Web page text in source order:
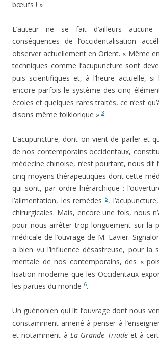
bœufs ! »
L’auteur ne se fait d’ailleurs
conséquences de l’occidentalisation
observer actuellement en Orient. « Même
techniques comme l’acupuncture sont
puis scientifiques et, à l’heure actuelle, si
encore parfois le système des cinq
écoles et quelques rares traités, ce n’est
disons même folklorique » 3.
L’acupuncture, dont on vient de parler et
de nos contemporains occidentaux,
médecine chinoise, n’est pourtant, nous dit
cinq moyens thérapeu­tiques dont cette
qui sont, par ordre hiérarchique :
l’alimentation, les remèdes 5,
chirurgicales. Mais, encore une fois, nous
pour nous arrêter trop longue­ment sur la
médicale de l’ouvrage de M. Lavier.
a bien vu l’in­fluence désastreuse, pour la
men­tale de nos contemporains, des «
lisation moderne que les Occidentaux
les parties du monde 6.
Un guénonien qui lit l’ouvrage dont nous
constamment amené à penser à
et notamment à La Grande Triadeet à